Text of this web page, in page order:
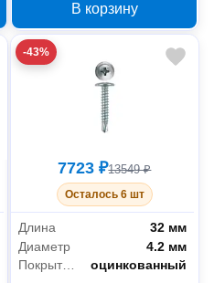
металлу 4,2x76 мм,
PH2, 2000 шт, 4-
300210-42-076
В корзину
-43%
7723 ₽13549 ₽
Осталось 6 шт
Длина
32 мм
Диаметр
4.2 мм
Покрытие
оцинкованный